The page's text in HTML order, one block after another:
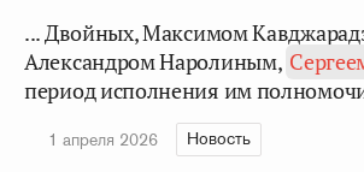
... Двойных, Максимом
Александром Наролиным,
период исполнения им
1 апреля 2026 Новость